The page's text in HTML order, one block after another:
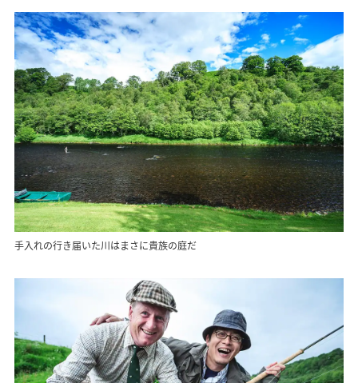
手入れの行き届いた川はまさに貴族の庭だ